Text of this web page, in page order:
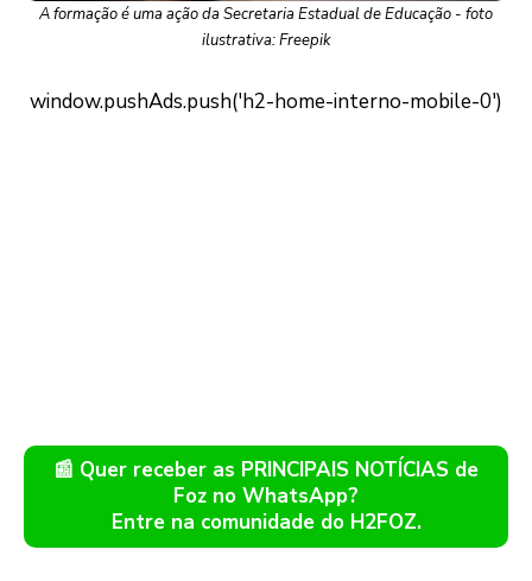
A formação é uma ação da Secretaria Estadual de Educação - foto
ilustrativa: Freepik
📰 Quer receber as PRINCIPAIS NOTÍCIAS de
Foz no WhatsApp?
Entre na comunidade do H2FOZ.